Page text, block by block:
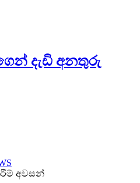
දැඩි අනතුරු
අවසන්